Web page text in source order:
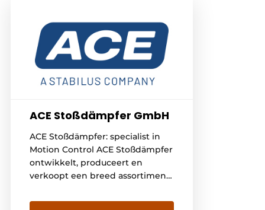
ACE Stoßdämpfer GmbH
ACE Stoßdämpfer: specialist in
Motion Control ACE Stoßdämpfer
ontwikkelt, produceert en
verkoopt een breed assortiment
van dempingstechniek,